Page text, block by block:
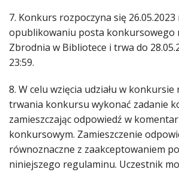
7. Konkurs rozpoczyna się 26.05.2023
opublikowaniu posta konkursowego
Zbrodnia w Bibliotece i trwa do
23:59.
8. W celu wzięcia udziału w
trwania konkursu wykonać zadanie
zamieszczając odpowiedź w
konkursowym. Zamieszczenie
równoznaczne z zaakceptowaniem
niniejszego regulaminu. Uczestnik